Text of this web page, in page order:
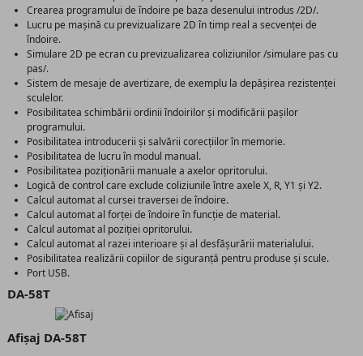
Crearea programului de îndoire pe baza desenului introdus /2D/.
Lucru pe mașină cu previzualizare 2D în timp real a secvenței de
îndoire.
Simulare 2D pe ecran cu previzualizarea coliziunilor /simulare pas cu
pas/.
Sistem de mesaje de avertizare, de exemplu la depășirea rezistenței
sculelor.
Posibilitatea schimbării ordinii îndoirilor și modificării pașilor
programului.
Posibilitatea introducerii și salvării corecțiilor în memorie.
Posibilitatea de lucru în modul manual.
Posibilitatea poziționării manuale a axelor opritorului.
Logică de control care exclude coliziunile între axele X, R, Y1 și Y2.
Calcul automat al cursei traversei de îndoire.
Calcul automat al forței de îndoire în funcție de material.
Calcul automat al poziției opritorului.
Calcul automat al razei interioare și al desfășurării materialului.
Posibilitatea realizării copiilor de siguranță pentru produse și scule.
Port USB.
DA-58T
Afișaj DA-58T